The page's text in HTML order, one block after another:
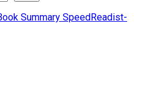
SpeedReadist-